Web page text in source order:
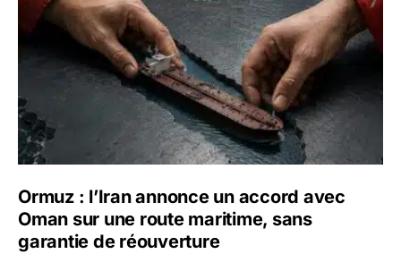
Ormuz : l’Iran annonce un accord avec
Oman sur une route maritime, sans
garantie de réouverture